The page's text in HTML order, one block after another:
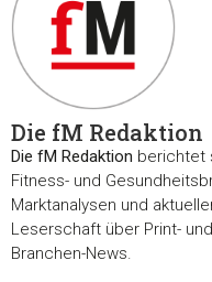
Die fM Redaktion
Die fM Redaktion berichtet
Fitness- und
Marktanalysen und
Leserschaft über Print-
Branchen-News.